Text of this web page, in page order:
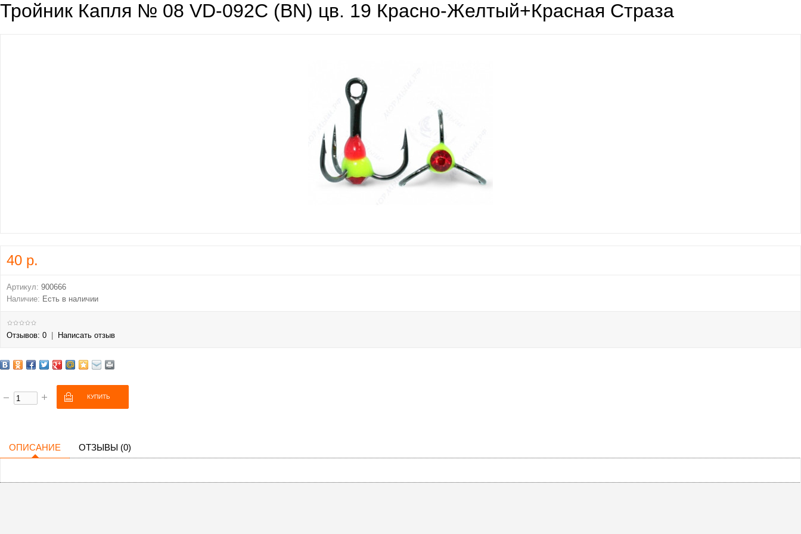
Тройник Капля № 08 VD-092C (BN) цв. 19 Красно-Желтый+Красная Страза
40 р.
Артикул: 900666
Наличие: Есть в наличии
Отзывов: 0 Написать отзыв
ОПИСАНИЕ ОТЗЫВЫ (0)